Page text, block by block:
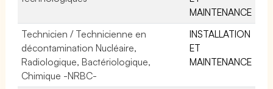
MAINTENANCE
Technicien / Technicienne en
décontamination Nucléaire,
Radiologique, Bactériologique,
Chimique -NRBC-
INSTALLATION
ET
MAINTENANCE